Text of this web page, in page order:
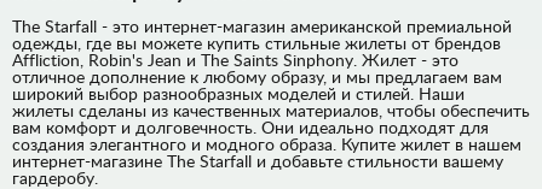
The Starfall - это интернет-магазин американской премиальной
одежды, где вы можете купить стильные жилеты от брендов
Affliction, Robin's Jean и The Saints Sinphony. Жилет - это
отличное дополнение к любому образу, и мы предлагаем вам
широкий выбор разнообразных моделей и стилей. Наши
жилеты сделаны из качественных материалов, чтобы обеспечить
вам комфорт и долговечность. Они идеально подходят для
создания элегантного и модного образа. Купите жилет в нашем
интернет-магазине The Starfall и добавьте стильности вашему
гардеробу.